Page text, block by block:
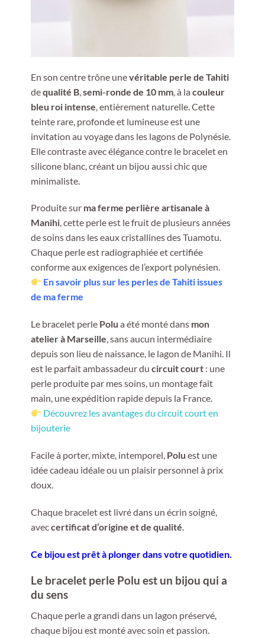
En son centre trône unevéritable perle de Tahiti
dequalité B, semi-ronde de 10 mm, à la couleur
bleu roi intense , entièrement naturelle. Cette
teinte rare, profonde et lumineuse est une
invitation au voyage dans les lagons de Polynésie.
Elle contraste avec élégance contre le bracelet en
silicone blanc, créant un bijou aussi chic que
minimaliste.
Produite sur ma ferme perlière artisanale à
Manihi, cette perle est le fruit de plusieurs années
de soins dans les eaux cristallines des Tuamotu.
Chaque perle est radiographiée et certifiée
conforme aux exigences de l’export polynésien.
En savoir plus sur les perles de Tahiti issues
de ma ferme
Le bracelet perle Polu a été monté dans mon
atelier à Marseille, sans aucun intermédiaire
depuis son lieu de naissance, le lagon de Manihi. Il
est le parfait ambassadeur du circuit court: une
perle produite par mes soins, un montage fait
main, une expédition rapide depuis la France.
Découvrez les avantages du circuit court en
bijouterie
Facile à porter, mixte, intemporel, Polu est une
idée cadeau idéale ou un plaisir personnel à prix
doux.
Chaque bracelet est livré dans un écrin soigné,
aveccertificat d’origine et de qualité
Ce bijou est prêt à plonger dans votre quotidien.
Le bracelet perle Polu est un bijou qui a
du sens
Chaque perle a grandi dans un lagon préservé,
chaque bijou est monté avec soin et passion.